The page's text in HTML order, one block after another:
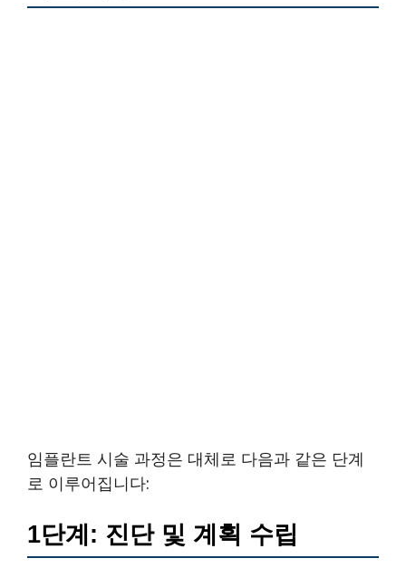
임플란트 시술 과정은 대체로 다음과 같은 단계
로 이루어집니다:
1단계: 진단 및 계획 수립